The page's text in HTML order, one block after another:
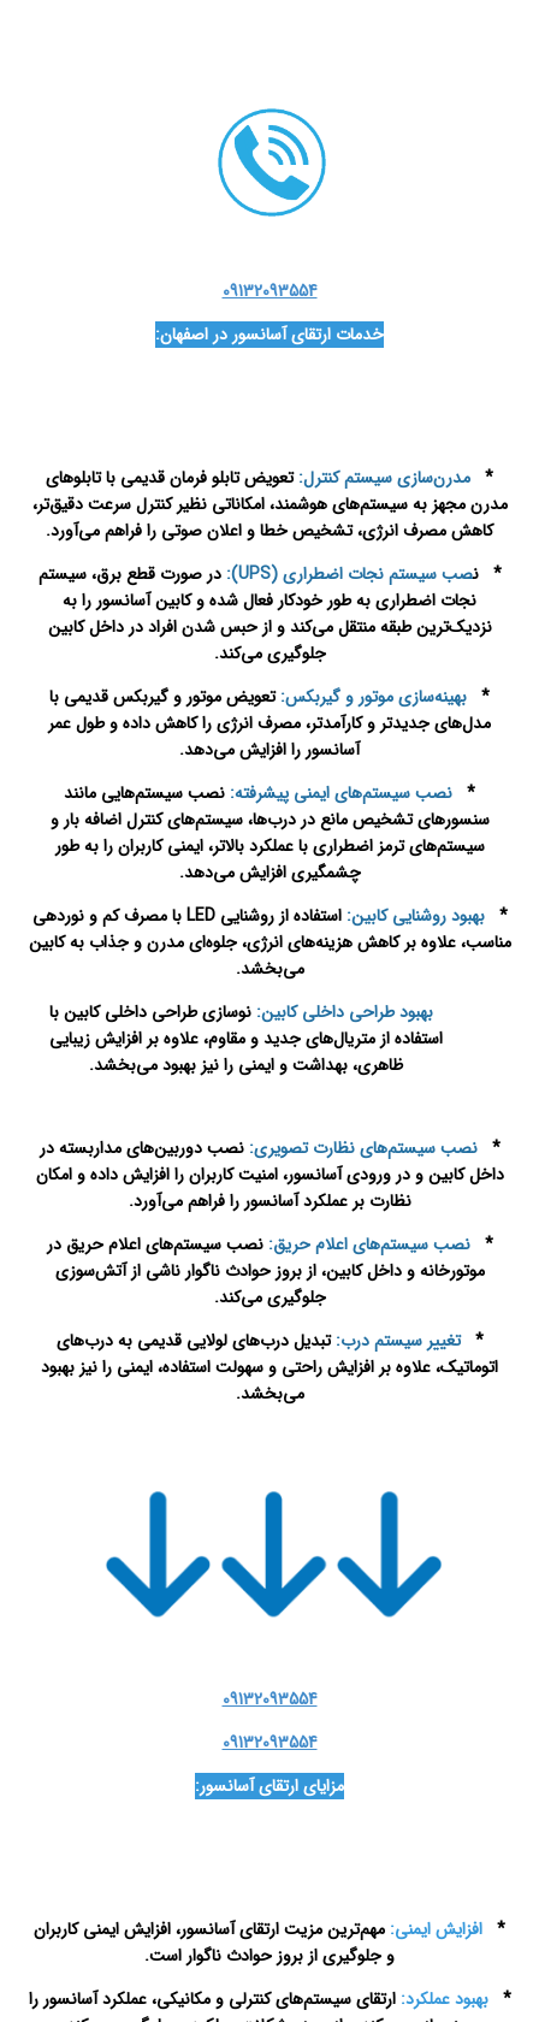
09132093554
خدمات ارتقای آسانسور در اصفهان:
* مدرن‌سازی سیستم کنترل:تعویض تابلو فرمان قدیمی با تابلوهای
مدرن مجهز به سیستم‌های هوشمند، امکاناتی نظیر کنترل سرعت دقیق‌تر،
کاهش مصرف انرژی، تشخیص خطا و اعلان صوتی را فراهم می‌آورد.
* نصب سیستم نجات اضطراری (UPS):
در صورت قطع برق، سیستم
نجات اضطراری به طور خودکار فعال شده و کابین آسانسور را به
نزدیک‌ترین طبقه منتقل می‌کند و از حبس شدن افراد در داخل کابین
جلوگیری می‌کند.
* بهینه‌سازی موتور و گیربکس:تعویض موتور و گیربکس قدیمی با
مدل‌های جدیدتر و کارآمدتر، مصرف انرژی را کاهش داده و طول عمر
آسانسور را افزایش می‌دهد.
* نصب سیستم‌های ایمنی پیشرفته: نصب سیستم‌هایی مانند
سنسورهای تشخیص مانع در درب‌ها، سیستم‌های کنترل اضافه بار و
سیستم‌های ترمز اضطراری با عملکرد بالاتر، ایمنی کاربران را به طور
چشمگیری افزایش می‌دهد.
* بهبود روشنایی کابین:
استفاده از روشنایی LED با مصرف کم و نوردهی
مناسب، علاوه بر کاهش هزینه‌های انرژی، جلوه‌ای مدرن و جذاب به کابین
می‌بخشد.
بهبود طراحی داخلی کابین:نوسازی طراحی داخلی کابین با
استفاده از متریال‌های جدید و مقاوم، علاوه بر افزایش زیبایی
ظاهری، بهداشت و ایمنی را نیز بهبود می‌بخشد.
*نصب سیستم‌های نظارت تصویری:نصب دوربین‌های مداربسته در
داخل کابین و در ورودی آسانسور، امنیت کاربران را افزایش داده و امکان
نظارت بر عملکرد آسانسور را فراهم می‌آورد.
* نصب سیستم‌های اعلام حریق:نصب سیستم‌های اعلام حریق در
موتورخانه و داخل کابین، از بروز حوادث ناگوار ناشی از آتش‌سوزی
جلوگیری می‌کند.
* تغییر سیستم درب:تبدیل درب‌های لولایی قدیمی به درب‌های
اتوماتیک، علاوه بر افزایش راحتی و سهولت استفاده، ایمنی را نیز بهبود
می‌بخشد.
09132093554
09132093554
مزایای ارتقای آسانسور:
* افزایش ایمنی: مهم‌ترین مزیت ارتقای آسانسور، افزایش ایمنی کاربران
و جلوگیری از بروز حوادث ناگوار است.
* بهبود عملکرد:ارتقای سیستم‌های کنترلی و مکانیکی، عملکرد آسانسور را